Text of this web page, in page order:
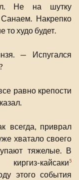
Не на шутку
Накрепко
то худо будет.
— Испугался
равно крепости
всегда, приврал
хватало своего
тяжелые. В
кайсаки5
этого события